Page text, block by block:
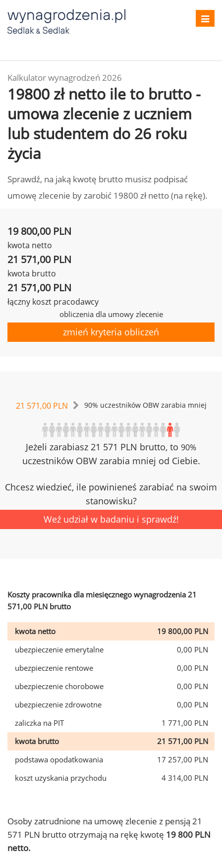
Kalkulator wynagrodzeń 2026
19800 zł netto ile to brutto -
umowa zlecenie z uczniem
lub studentem do 26 roku
życia
Sprawdź, na jaką kwotę brutto musisz podpisać
umowę zlecenie by zarobić 19800 zł netto (na rękę).
19 800,00 PLN
kwota netto
21 571,00 PLN
kwota brutto
21 571,00 PLN
łączny koszt pracodawcy
obliczenia dla umowy zlecenie
zmień kryteria obliczeń
21 571,00 PLN 90% uczestników OBW zarabia mniej
Jeżeli zarabiasz 21 571 PLN brutto, to 90%
uczestników OBW zarabia mniej od Ciebie.
Chcesz wiedzieć, ile powinieneś zarabiać na swoim
stanowisku?
Weź udział w badaniu i sprawdź!
Koszty pracownika dla miesięcznego wynagrodzenia 21
571,00 PLN brutto
kwota netto
19 800,00 PLN
ubezpieczenie emerytalne
0,00 PLN
ubezpieczenie rentowe
0,00 PLN
ubezpieczenie chorobowe
0,00 PLN
ubezpieczenie zdrowotne
0,00 PLN
zaliczka na PIT
1 771,00 PLN
kwota brutto
21 571,00 PLN
podstawa opodatkowania
17 257,00 PLN
koszt uzyskania przychodu
4 314,00 PLN
Osoby zatrudnione na umowę zlecenie z pensją 21
571 PLN brutto otrzymają na rękę kwotę 19 800 PLN
netto.